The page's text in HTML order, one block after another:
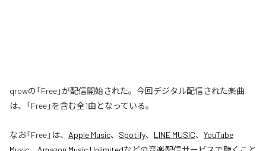
qrowの「Free」が配信開始された。今回デジタル配信された楽曲
は、「Free」を含む全1曲となっている。
なお「Free」は、 Apple Music、 Spotify、 LINE MUSIC、 YouTube